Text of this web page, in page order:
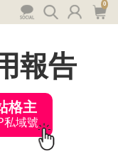
0
報告
格主
私域號